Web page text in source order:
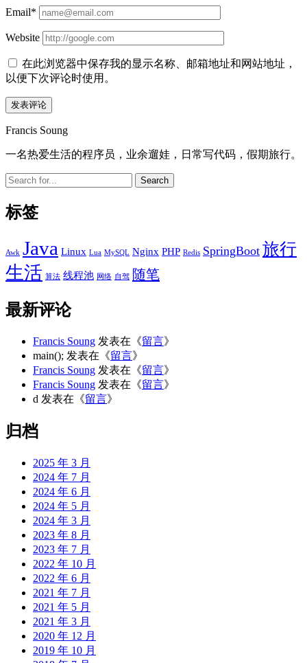
Email*
Website
在此浏览器中保存我的显示名称、邮箱地址和网站地址，
以便下次评论时使用。
Sidebar
Francis Soung
一名热爱生活的程序员，业余遛娃，日常写代码，假期旅行。
Search
标签
Awk Java Linux Lua MySQL Nginx PHP Redis SpringBoot 旅行
生活 算法 线程池 网络 自驾 随笔
最新评论
Francis Soung 发表在《留言》
main(); 发表在《留言》
Francis Soung 发表在《留言》
Francis Soung 发表在《留言》
d 发表在《留言》
归档
2025 年 3 月
2024 年 7 月
2024 年 6 月
2024 年 5 月
2024 年 3 月
2023 年 8 月
2023 年 7 月
2022 年 10 月
2022 年 6 月
2021 年 7 月
2021 年 5 月
2021 年 3 月
2020 年 12 月
2019 年 10 月